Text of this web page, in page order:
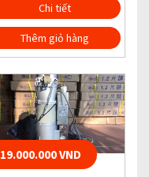
Chi tiết
Thêm giỏ hàng
19.000.000 VND